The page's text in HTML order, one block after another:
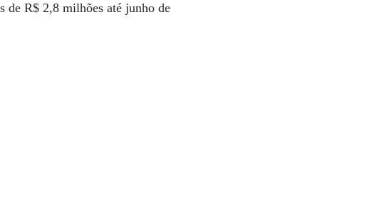
de R$ 2,8 milhões até junho de